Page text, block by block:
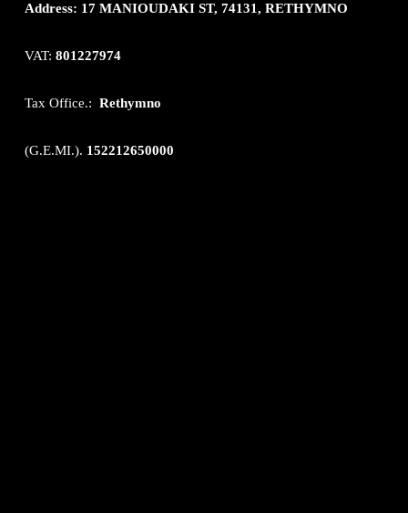
Address: 17 MANIOUDAKI ST, 74131, RETHYMNO
VAT: 801227974
Tax Office.: Rethymno
(G.E.MI.). 152212650000